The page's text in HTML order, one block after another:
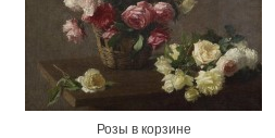
Розы в корзине